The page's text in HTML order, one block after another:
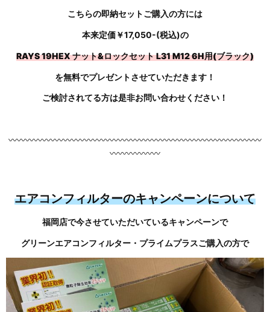
こちらの即納セットご購入の方には
本来定価￥17,050-(税込)の
RAYS 19HEX ナット&ロックセット L31 M12 6H用(ブラック)
を無料でプレゼントさせていただきます！
ご検討されてる方は是非お問い合わせください！
〰〰〰〰〰〰〰〰〰〰〰〰〰〰〰〰〰〰〰〰〰〰〰〰〰〰〰〰〰〰
〰〰〰〰〰〰
エアコンフィルターのキャンペーンについて
福岡店で今させていただいているキャンペーンで
グリーンエアコンフィルター・プライムプラスご購入の方で